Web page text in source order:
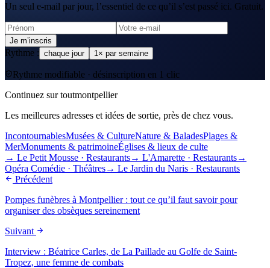
Un seul e-mail par jour, l’essentiel de ce qu’il s’est passé ici. Gratuit.
Je m’inscris
Rythme : chaque jour 1× par semaine
Rythme modifiable · désinscription en 1 clic
Continuez sur toutmontpellier
Les meilleures adresses et idées de sortie, près de chez vous.
IncontournablesMusées & CultureNature & BaladesPlages &
MerMonuments & patrimoineÉglises & lieux de culte
→ Le Petit Mousse · Restaurants→ L'Amarette · Restaurants→
Opéra Comédie · Théâtres→ Le Jardin du Naris · Restaurants
Précédent
Pompes funèbres à Montpellier : tout ce qu’il faut savoir pour
organiser des obsèques sereinement
Suivant
Interview : Béatrice Carles, de La Paillade au Golfe de Saint-
Tropez, une femme de combats